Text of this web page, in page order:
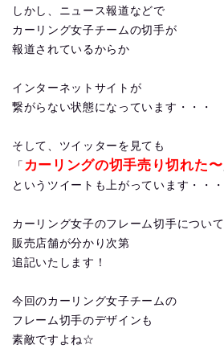
しかし、ニュース報道などで
カーリング女子チームの切手が
報道されているからか
インターネットサイトが
繋がらない状態になっています・・・
そして、ツイッターを見ても
「 カーリングの切手売り切れた〜
というツイートも上がっています・・・
カーリング女子のフレーム切手について
販売店舗が分かり次第
追記いたします！
今回のカーリング女子チームの
フレーム切手のデザインも
素敵ですよね☆